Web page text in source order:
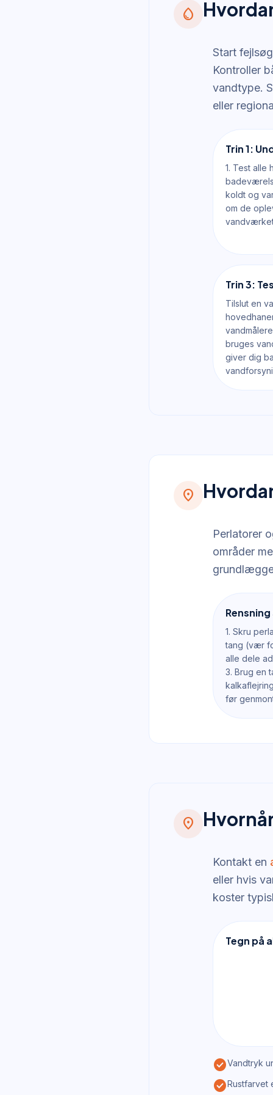
water_drop
Start
Kontroller
vandtype.
eller
Trin 1:
1. Test alle
koldt og
om de
Trin 3:
Tilslut en
bruges
giver dig
location_on
Perlatorer
områder
1. Skru
tang (vær
alle dele
3. Brug en
før
location_on
Kontakt en
eller hvis
koster
Tegn på
check_circleVandtryk
check_circleRustfarvet